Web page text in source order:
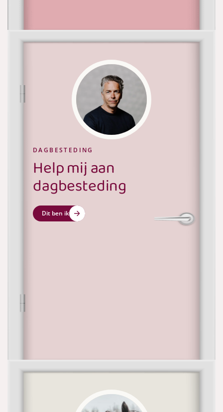
Wat is het meest op jou van
Ik zoek een persoonlijke en zinvolle dagbesteding
Ik zoek een huiselijke en fijne dagbesteding voor
DAGBESTEDING
Help mij aan
dagbesteding
Dit ben ik
Wat is het meest op jou van
Ik zoek een zorgzame dagopvang waar mijn kind